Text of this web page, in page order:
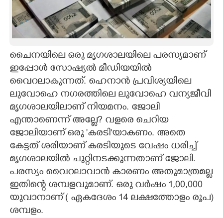
ART
CARTOONS
LITERATURE
ZOOM
CONTACT US
ചെെനയിലെ ഒരു മൃഗശാലയിലെ പരസ്യമാണ്
ഇപ്പോൾ സോഷ്യൽ മീഡിയയിൽ
വെെറലാകുന്നത്. ഹെനാൻ പ്രവിശ്യയിലെ
ലുവോഹെ നഗരത്തിലെ ലുവോഹെ വന്യജീവി
മൃഗശാലയിലാണ് നിയമനം. ജോലി
എന്താണെന്ന് അല്ലേ?​ വളരെ ചെറിയ
ജോലിയാണ് ഒരു 'കരടി'യാകണം. അതെ
കേട്ടത് ശരിയാണ് കരടിയുടെ വേഷം ധരിച്ച്
മൃഗശാലയിൽ ചുറ്റിനടക്കുന്നതാണ് ജോലി.
പരസ്യം വെെറലാവാൻ കാരണം അതുമാത്രമല്ല
ഇതിന്റെ ശമ്പളവുമാണ്. ഒരു വർഷം 1,00,000
യുവാനാണ് ( ഏകദേശം 14 ലക്ഷത്തോളം രൂപ)
ശമ്പളം.